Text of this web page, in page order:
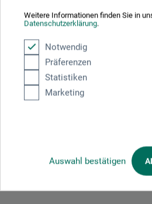
Weitere Informationen finden Sie in
Datenschutzerklärung.
Notwendig
Präferenzen
Statistiken
Marketing
Auswahl bestätigen
Hersteller-
Hier finden Sie die
boesner GmbH distribution +
info.dl@boesner.com